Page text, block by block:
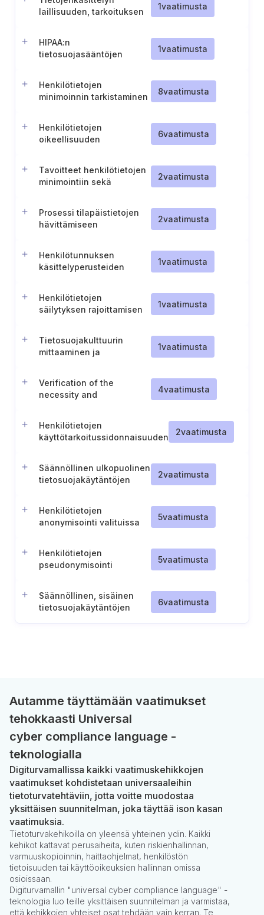
laillisuuden, tarkoituksen
1vaatimusta
HIPAA:n
tietosuojasääntöjen
1vaatimusta
Henkilötietojen
minimoinnin tarkistaminen
8vaatimusta
Henkilötietojen
oikeellisuuden
6vaatimusta
Tavoitteet henkilötietojen
minimointiin sekä
2vaatimusta
Prosessi tilapäistietojen
hävittämiseen
2vaatimusta
Henkilötunnuksen
käsittelyperusteiden
1vaatimusta
Henkilötietojen
säilytyksen rajoittamisen
1vaatimusta
Tietosuojakulttuurin
mittaaminen ja
1vaatimusta
Verification of the
necessity and
4vaatimusta
Henkilötietojen
käyttötarkoitussidonnaisuuden
2vaatimusta
Säännöllinen ulkopuolinen
tietosuojakäytäntöjen
2vaatimusta
Henkilötietojen
anonymisointi valituissa
5vaatimusta
Henkilötietojen
pseudonymisointi
5vaatimusta
Säännöllinen, sisäinen
tietosuojakäytäntöjen
6vaatimusta
Autamme täyttämään vaatimukset
tehokkaasti Universal
cyber compliance language -
teknologialla
Digiturvamallissa kaikki vaatimuskehikkojen
vaatimukset kohdistetaan universaaleihin
tietoturvatehtäviin, jotta voitte muodostaa
yksittäisen suunnitelman, joka täyttää ison kasan
vaatimuksia.
Tietoturvakehikoilla on yleensä yhteinen ydin. Kaikki
kehikot kattavat perusaiheita, kuten riskienhallinnan,
varmuuskopioinnin, haittaohjelmat, henkilöstön
tietoisuuden tai käyttöoikeuksien hallinnan omissa
osioissaan.
Digiturvamallin "universal cyber compliance language" -
teknologia luo teille yksittäisen suunnitelman ja varmistaa,
että kehikkojen yhteiset osat tehdään vain kerran. Te